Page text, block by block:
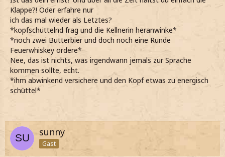
Klappe?! Oder erfahre nur
ich das mal wieder als Letztes?
*kopfschüttelnd frag und die Kellnerin heranwinke*
*noch zwei Butterbier und doch noch eine Runde
Feuerwhiskey ordere*
Nee, das ist nichts, was irgendwann jemals zur Sprache
kommen sollte, echt.
*ihm abwinkend versichere und den Kopf etwas zu energisch
schüttel*
sunny
Gast